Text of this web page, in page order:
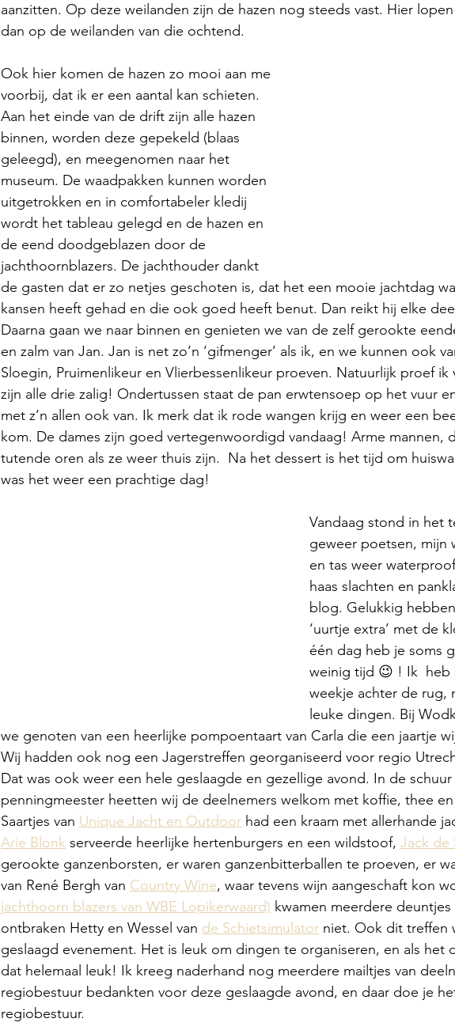
aanzitten. Op deze weilanden zijn de hazen nog steeds vast. Hier
dan op de weilanden van die ochtend.
Ook hier komen de hazen zo mooi aan me
voorbij, dat ik er een aantal kan schieten.
Aan het einde van de drift zijn alle hazen
binnen, worden deze gepekeld (blaas
geleegd), en meegenomen naar het
museum. De waadpakken kunnen worden
uitgetrokken en in comfortabeler kledij
wordt het tableau gelegd en de hazen en
de eend doodgeblazen door de
jachthoornblazers. De jachthouder dankt
de gasten dat er zo netjes geschoten is, dat het een mooie jachtdag
kansen heeft gehad en die ook goed heeft benut. Dan reikt hij elke
Daarna gaan we naar binnen en genieten we van de zelf gerookte
en zalm van Jan. Jan is net zo’n ‘gifmenger’ als ik, en we kunnen ook
Sloegin, Pruimenlikeur en Vlierbessenlikeur proeven. Natuurlijk proef ik
zijn alle drie zalig! Ondertussen staat de pan erwtensoep op het vuur
met z’n allen ook van. Ik merk dat ik rode wangen krijg en weer een
kom. De dames zijn goed vertegenwoordigd vandaag! Arme mannen,
tutende oren als ze weer thuis zijn.  Na het dessert is het tijd om
was het weer een prachtige dag!
Vandaag stond in het
geweer poetsen, mijn
en tas weer
haas slachten en
blog. Gelukkig
‘uurtje extra’ met de
één dag heb je soms
weinig tijd 😉 ! Ik
weekje achter de rug,
leuke dingen. Bij
we genoten van een heerlijke pompoentaart van Carla die een jaartje
Wij hadden ook nog een Jagerstreffen georganiseerd voor regio
Dat was ook weer een hele geslaagde en gezellige avond. In de schuur
penningmeester heetten wij de deelnemers welkom met koffie, thee
Saartjes van Unique Jacht en Outdoor had een kraam met allerhande
Arie Blonk serveerde heerlijke hertenburgers en een wildstoof, Jack de
gerookte ganzenborsten, er waren ganzenbitterballen te proeven, er
van René Bergh van Country Wine, waar tevens wijn aangeschaft kon
jachthoorn blazers van WBE Lopikerwaard) kwamen meerdere
ontbraken Hetty en Wessel van de Schietsimulator niet. Ook dit treffen
geslaagd evenement. Het is leuk om dingen te organiseren, en als het
dat helemaal leuk! Ik kreeg naderhand nog meerdere mailtjes van
regiobestuur bedankten voor deze geslaagde avond, en daar doe je
regiobestuur.